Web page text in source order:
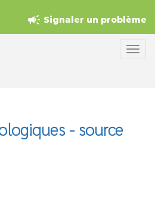
campaign Signaler un problème
- source